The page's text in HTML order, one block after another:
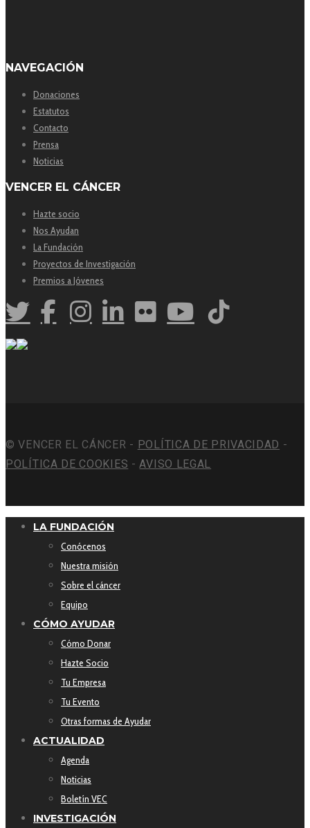
NAVEGACIÓN
Donaciones
Estatutos
Contacto
Prensa
Noticias
VENCER EL CÁNCER
Hazte socio
Nos Ayudan
La Fundación
Proyectos de Investigación
Premios a Jóvenes
© VENCER EL CÁNCER - POLÍTICA DE PRIVACIDAD -
POLÍTICA DE COOKIES -AVISO LEGAL
LA FUNDACIÓN
Conócenos
Nuestra misión
Sobre el cáncer
Equipo
CÓMO AYUDAR
Cómo Donar
Hazte Socio
Tu Empresa
Tu Evento
Otras formas de Ayudar
ACTUALIDAD
Agenda
Noticias
Boletín VEC
INVESTIGACIÓN